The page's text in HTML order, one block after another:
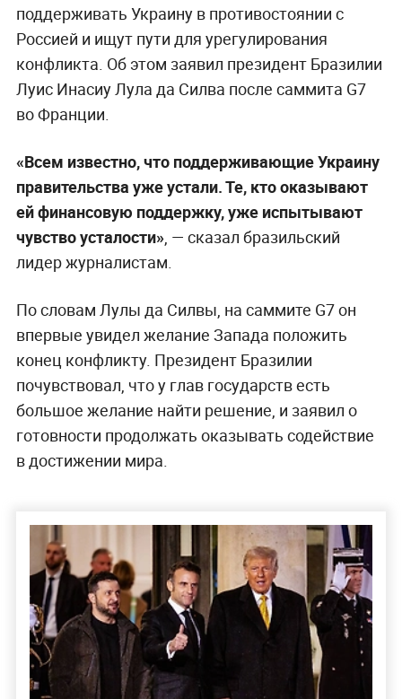
поддерживать Украину в противостоянии с
Россией и ищут пути для урегулирования
конфликта. Об этом заявил президент Бразилии
Луис Инасиу Лула да Силва после саммита G7
во Франции.
«Всем известно, что поддерживающие Украину
правительства уже устали. Те, кто оказывают
ей финансовую поддержку, уже испытывают
чувство усталости», — сказал бразильский
лидер журналистам.
По словам Лулы да Силвы, на саммите G7 он
впервые увидел желание Запада положить
конец конфликту. Президент Бразилии
почувствовал, что у глав государств есть
большое желание найти решение, и заявил о
готовности продолжать оказывать содействие
в достижении мира.